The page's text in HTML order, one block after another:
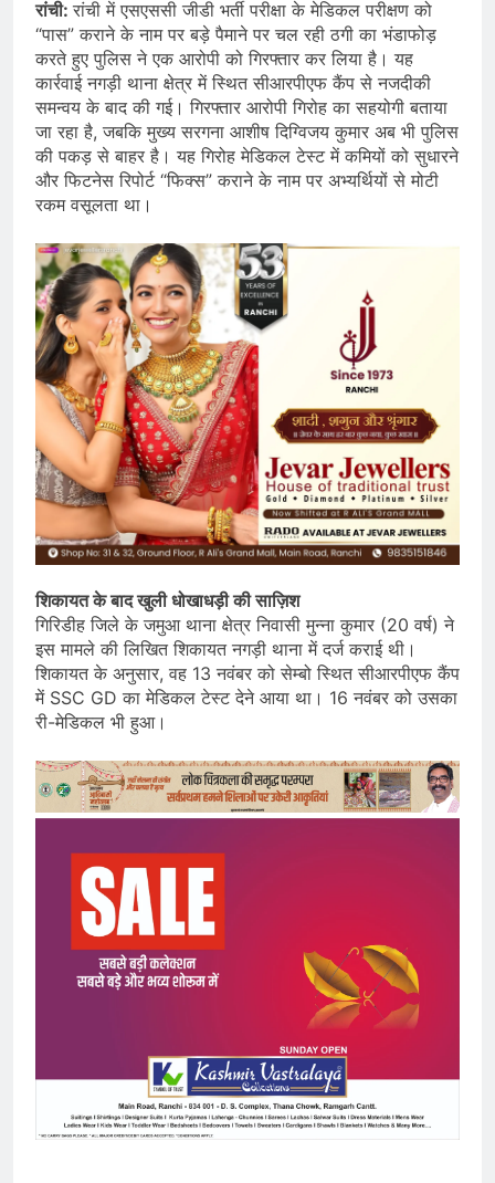
रांची:रांची में एसएससी जीडी भर्ती परीक्षा के मेडिकल परीक्षण को
“पास” कराने के नाम पर बड़े पैमाने पर चल रही ठगी का भंडाफोड़
करते हुए पुलिस ने एक आरोपी को गिरफ्तार कर लिया है। यह
कार्रवाई नगड़ी थाना क्षेत्र में स्थित सीआरपीएफ कैंप से नजदीकी
समन्वय के बाद की गई। गिरफ्तार आरोपी गिरोह का सहयोगी बताया
जा रहा है, जबकि मुख्य सरगना आशीष दिग्विजय कुमार अब भी पुलिस
की पकड़ से बाहर है। यह गिरोह मेडिकल टेस्ट में कमियों को सुधारने
और फिटनेस रिपोर्ट “फिक्स” कराने के नाम पर अभ्यर्थियों से मोटी
रकम वसूलता था।
शिकायत के बाद खुली धोखाधड़ी की साज़िश
गिरिडीह जिले के जमुआ थाना क्षेत्र निवासी मुन्ना कुमार (20 वर्ष) ने
इस मामले की लिखित शिकायत नगड़ी थाना में दर्ज कराई थी।
शिकायत के अनुसार, वह 13 नवंबर को सेम्बो स्थित सीआरपीएफ कैंप
में SSC GD का मेडिकल टेस्ट देने आया था। 16 नवंबर को उसका
री-मेडिकल भी हुआ।